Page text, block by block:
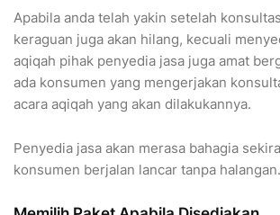
Apabila anda telah yakin setelah
keraguan juga akan hilang, kecuali
aqiqah pihak penyedia jasa juga amat
ada konsumen yang mengerjakan
acara aqiqah yang akan dilakukannya.
Penyedia jasa akan merasa bahagia
konsumen berjalan lancar tanpa halangan.